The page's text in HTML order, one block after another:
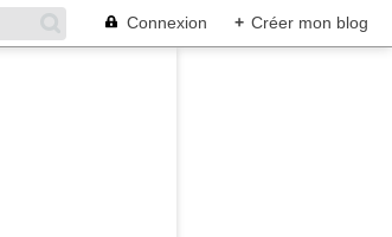
Connexion + Créer mon blog